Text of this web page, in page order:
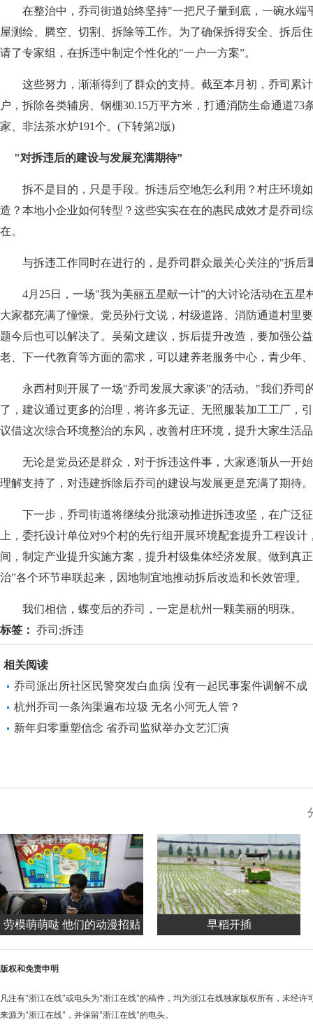
在整治中，乔司街道始终坚持"一把尺子量到底，一碗水端
屋测绘、腾空、切割、拆除等工作。为了确保拆得安全、拆后
请了专家组，在拆违中制定个性化的"一户一方案”。
这些努力，渐渐得到了群众的支持。截至本月初，乔司累计
户，拆除各类辅房、钢棚30.15万平方米，打通消防生命通道73
家、非法茶水炉191个。(下转第2版)
"对拆违后的建设与发展充满期待”
拆不是目的，只是手段。拆违后空地怎么利用？村庄环境如
造？本地小企业如何转型？这些实实在在的惠民成效才是乔司
在。
与拆违工作同时在进行的，是乔司群众最关心关注的"拆后
4月25日，一场"我为美丽五星献一计”的大讨论活动在五星
大家都充满了憧憬。党员孙行文说，村级道路、消防通道村里
题今后也可以解决了。吴菊文建议，拆后提升改造，要加强公
老、下一代教育等方面的需求，可以建养老服务中心，青少年
永西村则开展了一场"乔司发展大家谈”的活动。"我们乔司
了，建议通过更多的治理，将许多无证、无照服装加工工厂，
议借这次综合环境整治的东风，改善村庄环境，提升大家生活
无论是党员还是群众，对于拆违这件事，大家逐渐从一开始
理解支持了，对违建拆除后乔司的建设与发展更是充满了期待。
下一步，乔司街道将继续分批滚动推进拆违攻坚，在广泛征
上，委托设计单位对9个村的先行组开展环境配套提升工程设
间，制定产业提升实施方案，提升村级集体经济发展。做到真
治”各个环节串联起来，因地制宜地推动拆后改造和长效管理。
我们相信，蝶变后的乔司，一定是杭州一颗美丽的明珠。
标签： 乔司;拆违
相关阅读
乔司派出所社区民警突发白血病 没有一起民事案件调解不成
杭州乔司一条沟渠遍布垃圾 无名小河无人管？
新年归零重塑信念 省乔司监狱举办文艺汇演
劳模萌萌哒 他们的动漫招贴
早稻开插
版权和免责申明
凡注有"浙江在线"或电头为"浙江在线"的稿件，均为浙江在线独家版权所有，未经许
来源为"浙江在线"，并保留"浙江在线"的电头。